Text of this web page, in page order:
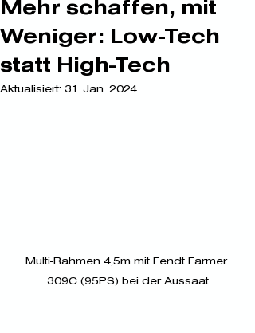
Mehr schaffen, mit
Weniger: Low-Tech
statt High-Tech
Aktualisiert: 31. Jan. 2024
Multi-Rahmen 4,5m mit Fendt Farmer
309C (95PS) bei der Aussaat